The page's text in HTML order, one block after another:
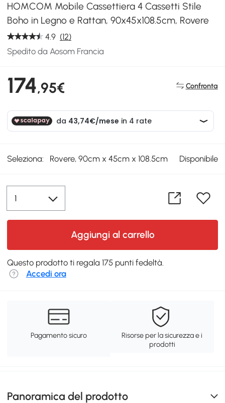
HOMCOM Mobile Cassettiera 4 Cassetti Stile
Boho in Legno e Rattan, 90x45x108.5cm, Rovere
4.9 (12)
Spedito da Aosom Francia
174,95€ Confronta
Seleziona: Rovere, 90cm x 45cm x 108.5cm Disponibile
Aggiungi al carrello
Questo prodotto ti regala 175 punti fedeltà.
Accedi ora
Pagamento sicuro
Risorse per la sicurezza e i
prodotti
Panoramica del prodotto